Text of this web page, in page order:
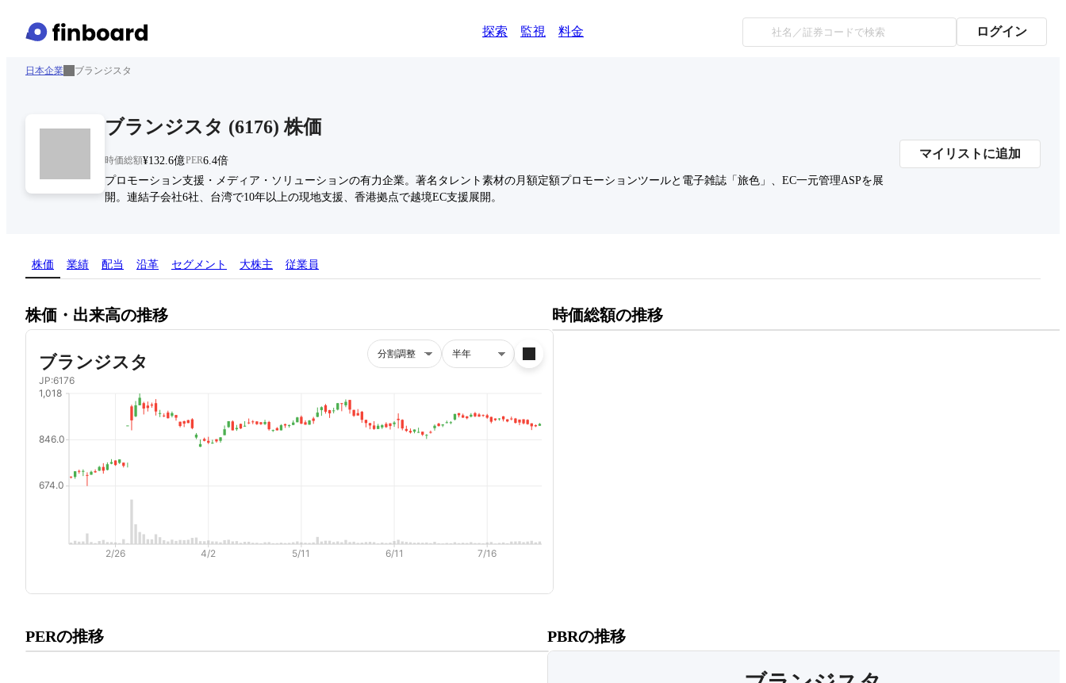
探索 監視 料金 ログイン
日本企業 ブランジスタ
ブランジスタ (6176) 株価
時価総額¥132.6億PER6.4倍
プロモーション支援・メディア・ソリューションの有力企業。著名タレント素材の月額定額プロモーションツールと電子雑誌「旅色」、EC一元管理ASPを展
開。連結子会社6社、台湾で10年以上の現地支援、香港拠点で越境EC支援展開。
マイリストに追加
株価 業績 配当 沿革 セグメント 大株主 従業員
株価・出来高の推移 時価総額の推移
時価総額の推移にアクセスできます。
PERの推移
PERの推移にアクセスできます。
PBRの推移